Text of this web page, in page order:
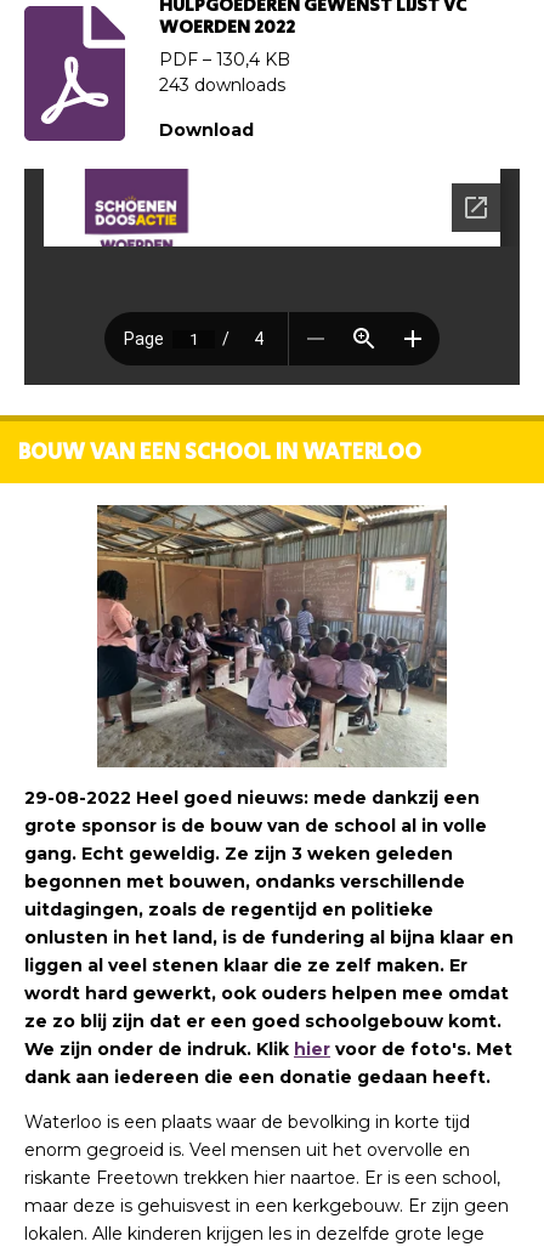
HULPGOEDEREN GEWENST LIJST VC
WOERDEN 2022
PDF – 130,4 KB
243 downloads
Download
BOUW VAN EEN SCHOOL IN WATERLOO
29-08-2022 Heel goed nieuws: mede dankzij een
grote sponsor is de bouw van de school al in volle
gang. Echt geweldig. Ze zijn 3 weken geleden
begonnen met bouwen, ondanks verschillende
uitdagingen, zoals de regentijd en politieke
onlusten in het land, is de fundering al bijna klaar en
liggen al veel stenen klaar die ze zelf maken. Er
wordt hard gewerkt, ook ouders helpen mee omdat
ze zo blij zijn dat er een goed schoolgebouw komt.
We zijn onder de indruk. Klik hier voor de foto's. Met
dank aan iedereen die een donatie gedaan heeft.
Waterloo is een plaats waar de bevolking in korte tijd
enorm gegroeid is. Veel mensen uit het overvolle en
riskante Freetown trekken hier naartoe. Er is een school,
maar deze is gehuisvest in een kerkgebouw. Er zijn geen
lokalen. Alle kinderen krijgen les in dezelfde grote lege